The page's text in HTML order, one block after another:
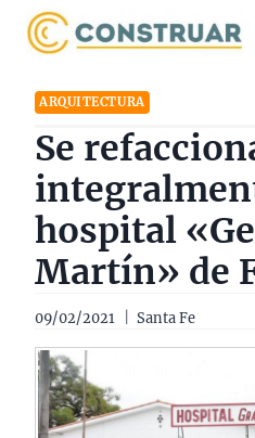
Saltar
ARQUITECTURA
Se
hospital
Martín» de
09/02/2021 Santa Fe